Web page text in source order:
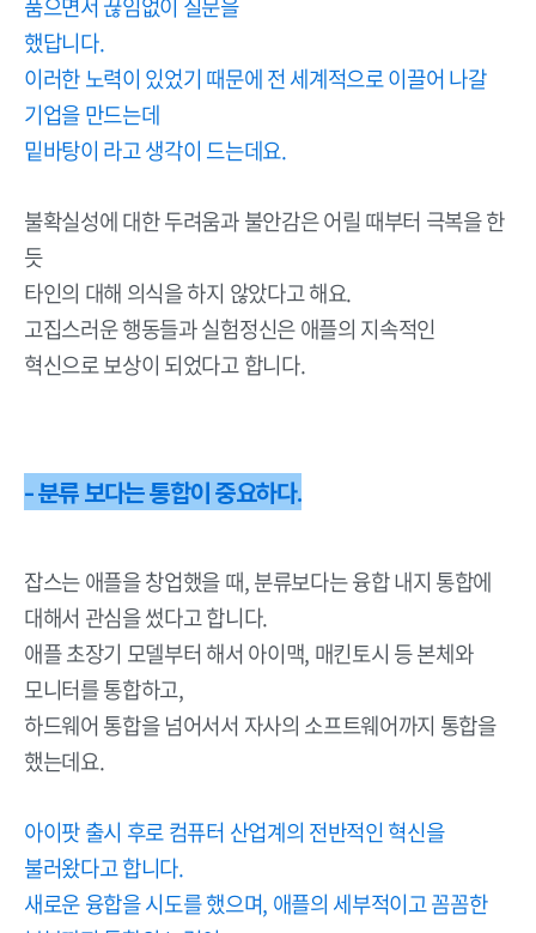
품으면서 끊임없이 질문을
했답니다.
이러한 노력이 있었기 때문에 전 세계적으로 이끌어 나갈
기업을 만드는데
밑바탕이 라고 생각이 드는데요.
불확실성에 대한 두려움과 불안감은 어릴 때부터 극복을 한
듯
타인의 대해 의식을 하지 않았다고 해요.
고집스러운 행동들과 실험정신은 애플의 지속적인
혁신으로 보상이 되었다고 합니다.
- 분류 보다는 통합이 중요하다.
잡스는 애플을 창업했을 때, 분류보다는 융합 내지 통합에
대해서 관심을 썼다고 합니다.
애플 초장기 모델부터 해서 아이맥, 매킨토시 등 본체와
모니터를 통합하고,
하드웨어 통합을 넘어서서 자사의 소프트웨어까지 통합을
했는데요.
아이팟 출시 후로 컴퓨터 산업계의 전반적인 혁신을
불러왔다고 합니다.
새로운 융합을 시도를 했으며, 애플의 세부적이고 꼼꼼한